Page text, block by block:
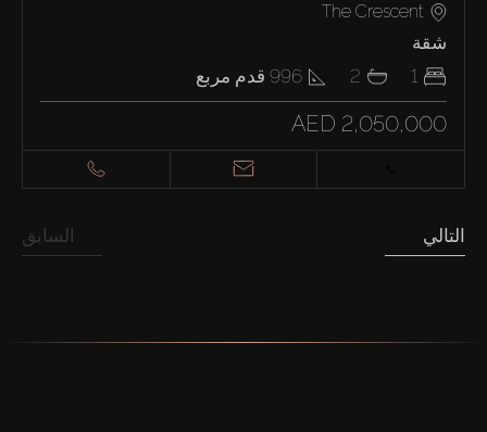
The Crescent
شقة
1
2
996 قدم مربع
AED 2,050,000
السابق التالي